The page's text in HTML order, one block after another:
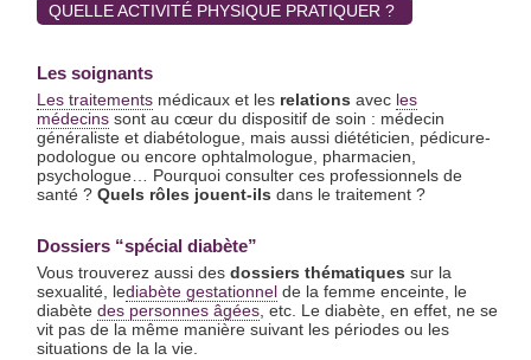
QUELLE ACTIVITÉ PHYSIQUE PRATIQUER ?
Les soignants
Les traitements médicaux et les relations avec les
médecins sont au cœur du dispositif de soin : médecin
généraliste et diabétologue, mais aussi diététicien, pédicure-
podologue ou encore ophtalmologue, pharmacien,
psychologue… Pourquoi consulter ces professionnels de
santé ? Quels rôles jouent-ils dans le traitement ?
Dossiers “spécial diabète”
Vous trouverez aussi des dossiers thématiques sur la
sexualité, lediabète gestationnel de la femme enceinte, le
diabète des personnes âgées , etc. Le diabète, en effet, ne se
vit pas de la même manière suivant les périodes ou les
situations de la la vie.